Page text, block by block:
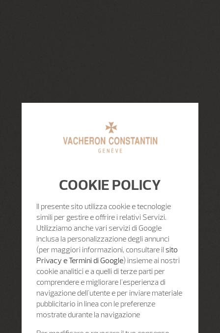
COOKIE POLICY
Il presente sito utilizza cookie e tecnologie
simili per gestire e offrire i relativi Servizi.
Utilizziamo anche vari servizi di Google
inclusa la personalizzazione degli annunci
(per maggiori informazioni, consultare il sito
Privacy e Termini di Google) insieme ai nostri
cookie analitici e a quelli di terze parti per
comprendere e migliorare l'esperienza di
navigazione dell'utente e per inviare materiale
pubblicitario in linea con le preferenze
mostrate durante la navigazione